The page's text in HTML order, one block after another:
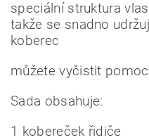
speciální struktura
takže se snadno
koberec
můžete vyčistit
Sada obsahuje:
1 kobereček řidiče